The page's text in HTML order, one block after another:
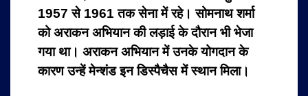
1957 से 1961 तक सेना में रहे। सोमनाथ शर्मा
को अराकन अभियान की लड़ाई के दौरान भी भेजा
गया था। अराकन अभियान में उनके योगदान के
कारण उन्हें मेन्शंड इन डिस्पैचैस में स्थान मिला।